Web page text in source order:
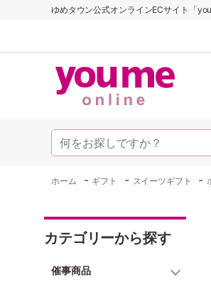
ゆめタウン公式オンラインECサイト「
ホーム - ギフト - スイーツギフト -
カテゴリーから探す
催事商品